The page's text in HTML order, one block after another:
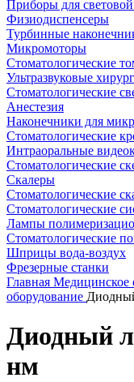
Приборы для
Физиодиспенсеры
Турбинные
Микромоторы
Стоматологические
Ультразвуковые
Стоматологические
Анестезия
Наконечники для
Стоматологические
Интраоральные
Стоматологические
Скалеры
Стоматологические
Стоматологические
Лампы
Стоматологические
Шприцы вода-воздух
Фрезерные станки
Главная Медицинское
оборудование
Диодный
нм